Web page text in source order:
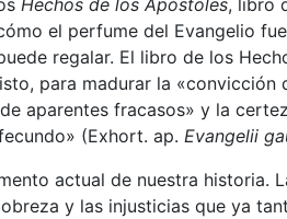
Hechos de los Apóstoles, libro
el perfume del Evangelio
regalar. El libro de los
para madurar la «convicción
aparentes fracasos» y la
(Exhort. ap. Evangelii
actual de nuestra historia.
y las injusticias que ya